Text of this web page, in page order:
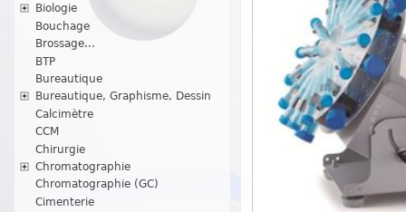
Biologie
Bouchage
Brossage...
BTP
Bureautique
Bureautique, Graphisme, Dessin
Calcimètre
CCM
Chirurgie
Chromatographie
Chromatographie (GC)
Cimenterie